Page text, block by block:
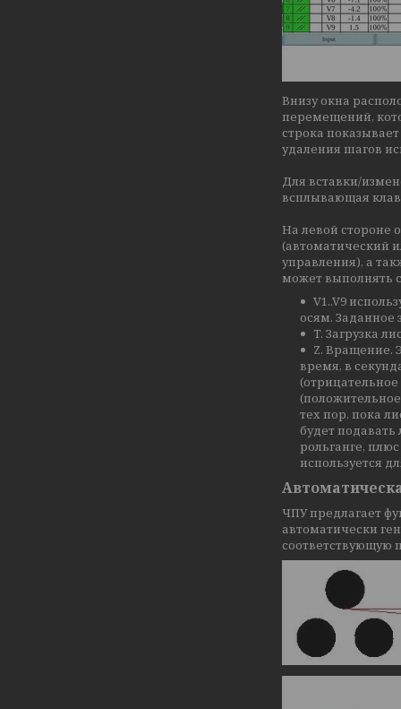
Внизу окна
перемещений,
строка
удаления шагов
Для вставки/
всплывающая
На левой стороне
(автоматический
управления), а
может выполнять
V1..V9
осям. Заданное
T. Загрузка
Z. Вращение.
время, в
тех пор, пока
будет
рольганге,
используется
ЧПУ предлагает
автоматически
соответствующую